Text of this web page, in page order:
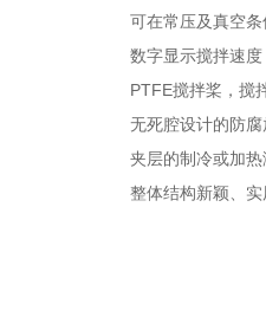
可在常压及真空条
数字显示搅拌速度
PTFE搅拌桨，搅拌
无死腔设计的防腐
夹层的制冷或加热
整体结构新颖、实